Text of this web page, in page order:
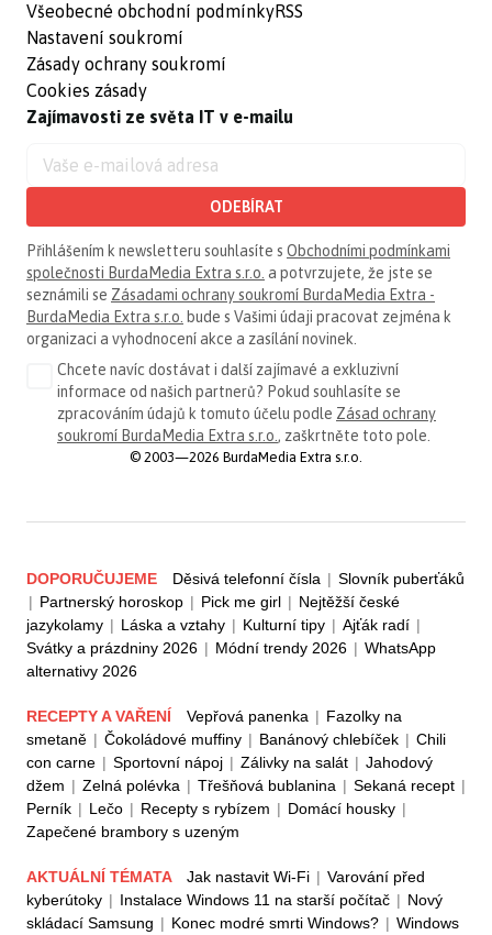
Všeobecné obchodní podmínky
Nastavení soukromí
Zásady ochrany soukromí
Cookies zásady
RSS
Zajímavosti ze světa IT v e-mailu
ODEBÍRAT
Přihlášením k newsletteru souhlasíte s Obchodními podmínkami
společnosti BurdaMedia Extra s.r.o. a potvrzujete, že jste se
seznámili se Zásadami ochrany soukromí BurdaMedia Extra -
BurdaMedia Extra s.r.o. bude s Vašimi údaji pracovat zejména k
organizaci a vyhodnocení akce a zasílání novinek.
Chcete navíc dostávat i další zajímavé a exkluzivní
informace od našich partnerů? Pokud souhlasíte se
zpracováním údajů k tomuto účelu podle Zásad ochrany
soukromí BurdaMedia Extra s.r.o. , zaškrtněte toto pole.
© 2003—2026 BurdaMedia Extra s.r.o.
DOPORUČUJEME Děsivá telefonní čísla | Slovník puberťáků
| Partnerský horoskop | Pick me girl | Nejtěžší české
jazykolamy | Láska a vztahy | Kulturní tipy | Ajťák radí |
Svátky a prázdniny 2026 | Módní trendy 2026 | WhatsApp
alternativy 2026
RECEPTY A VAŘENÍ Vepřová panenka | Fazolky na
smetaně | Čokoládové muffiny | Banánový chlebíček | Chili
con carne | Sportovní nápoj | Zálivky na salát | Jahodový
džem | Zelná polévka | Třešňová bublanina | Sekaná recept |
Perník | Lečo | Recepty s rybízem | Domácí housky |
Zapečené brambory s uzeným
AKTUÁLNÍ TÉMATA Jak nastavit Wi-Fi | Varování před
kyberútoky | Instalace Windows 11 na starší počítač | Nový
skládací Samsung | Konec modré smrti Windows? | Windows